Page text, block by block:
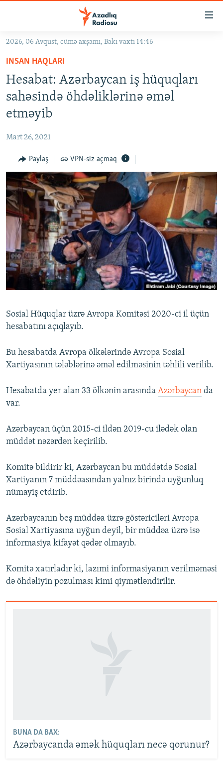
Əsas
qayıt
Əsas
naviqasiyaya
qayıt
Axtarışa
#İZAHLA
KORRUPSIOMETR
#ƏSLINDƏ
QANUNI DOĞRU
ARAŞDIRMA
MULTIMEDIA
VIDEO
FOTOQALEREYA
İNFOQRAFIKA
KARIKATURA
RADIO ARXIV
OXU ZALI
AZƏRBAYCAN ƏDƏBIYYATI KITABXANASI
İSLAM VƏ DEMOKRATIYA
İZ - MƏDƏNIYYƏT PROQRAMI
HAQQIMIZDA
MISSIYAMIZ
PEŞƏ ETIKASI VƏ JURNALISTIKA STANDARTLARIMIZ
MATERIALLARIMIZDAN ISTIFADƏ
AZADLIQRADIOSU MOBIL TELEFONUNUZDA
XƏBƏR BÜLLETENLƏRIMIZ
BIZI IZLƏ
RFE/RL-in bütün saytları
2026, 06 Avqust, cümə axşamı, Bakı vaxtı 14:46
INSAN HAQLARI
Hesabat: Azərbaycan iş hüquqları
sahəsində öhdəliklərinə əməl
etməyib
Mart 26, 2021
Paylaş VPN-siz açmaq
Sosial Hüquqlar üzrə Avropa Komitəsi 2020-ci il üçün
hesabatını açıqlayıb.
Bu hesabatda Avropa ölkələrində Avropa Sosial
Xartiyasının tələblərinə əməl edilməsinin təhlili verilib.
Hesabatda yer alan 33 ölkənin arasında Azərbaycan da
var.
Azərbaycan üçün 2015-ci ildən 2019-cu ilədək olan
müddət nəzərdən keçirilib.
Komitə bildirir ki, Azərbaycan bu müddətdə Sosial
Xartiyanın 7 müddəasından yalnız birində uyğunluq
nümayiş etdirib.
Azərbaycanın beş müddəa üzrə göstəriciləri Avropa
Sosial Xartiyasına uyğun deyil, bir müddəa üzrə isə
informasiya kifayət qədər olmayıb.
Komitə xatırladır ki, lazımi informasiyanın verilməməsi
də öhdəliyin pozulması kimi qiymətləndirilir.
BUNA DA BAX:
Azərbaycanda əmək hüquqları necə qorunur?